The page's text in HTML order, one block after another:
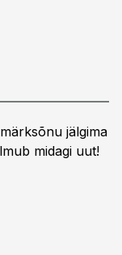
jälgima
midagi uut!